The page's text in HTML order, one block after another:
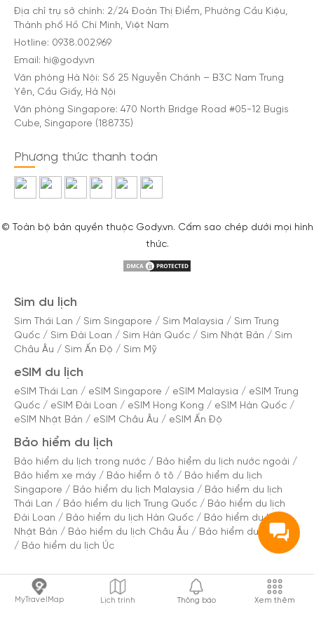
MyTravelMap Lịch trình Thông báo Xem thêm
Địa chỉ trụ sở chính: 2/24 Đoàn Thị Điểm, Phường Cầu Kiệu,
Thành phố Hồ Chí Minh, Việt Nam
Hotline: 0938.002.969
Email: hi@gody.vn
Văn phòng Hà Nội: Số 25 Nguyễn Chánh – B3C Nam Trung
Yên, Cầu Giấy, Hà Nội
Văn phòng Singapore: 470 North Bridge Road #05-12 Bugis
Cube, Singapore (188735)
Phương thức thanh toán
© Toàn bộ bản quyền thuộc Gody.vn. Cấm sao chép dưới mọi hình
thức.
Sim du lịch
Sim Thái Lan / Sim Singapore / Sim Malaysia / Sim Trung
Quốc / Sim Đài Loan / Sim Hàn Quốc / Sim Nhật Bản / Sim
Châu Âu / Sim Ấn Độ / Sim Mỹ
eSIM du lịch
eSIM Thái Lan / eSIM Singapore / eSIM Malaysia / eSIM Trung
Quốc / eSIM Đài Loan / eSIM Hong Kong / eSIM Hàn Quốc /
eSIM Nhật Bản / eSIM Châu Âu / eSIM Ấn Độ
Bảo hiểm du lịch
Bảo hiểm du lịch trong nước / Bảo hiểm du lịch nước ngoài /
Bảo hiểm xe máy / Bảo hiểm ô tô / Bảo hiểm du lịch
Singapore / Bảo hiểm du lịch Malaysia / Bảo hiểm du lịch
Thái Lan / Bảo hiểm du lịch Trung Quốc / Bảo hiểm du lịch
Đài Loan / Bảo hiểm du lịch Hàn Quốc / Bảo hiểm du lịch
Nhật Bản / Bảo hiểm du lịch Châu Âu / Bảo hiểm du lịch Mỹ
/ Bảo hiểm du lịch Úc